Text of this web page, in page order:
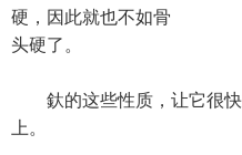
硬，因此就也不如骨
头硬了。
釱的这些性质，让它很快
上。